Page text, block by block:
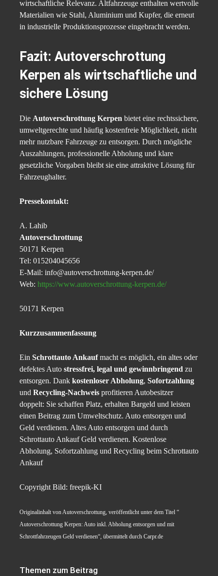
wirtschaftliche Relevanz. Altfahrzeuge enthalten wertvolle
Materialien wie Stahl, Aluminium und Kupfer, die erneut
in industrielle Produktionsprozesse eingebracht werden.
Fazit: Autoverschrottung
Kerpen als wirtschaftliche und
sichere Lösung
Die Autoverschrottung Kerpen bietet eine rechtssichere,
umweltgerechte und häufig kostenfreie Möglichkeit, nicht
mehr nutzbare Fahrzeuge zu entsorgen. Durch mögliche
Auszahlungen, professionelle Abholung und klare
gesetzliche Vorgaben bleibt sie eine attraktive Lösung für
Fahrzeughalter.
Pressekontakt:
A. Lahib
Autoverschrottung
50171 Kerpen
Tel: 015204045656
E-Mail: info@autoverschrottung-kerpen.de/
Web: https://www.autoverschrottung-kerpen.de/
50171 Kerpen
Kurzzusammenfassung
Ein Schrottauto Ankaufmacht es möglich, ein altes oder
defektes Auto stressfrei, legal und gewinnbringend zu
entsorgen. Dank kostenloser Abholung, Sofortzahlung
und Recycling-Nachweis profitieren Autobesitzer
doppelt: Sie schaffen Platz, erhalten Bargeld und leisten
einen Beitrag zum Umweltschutz. Auto entsorgen und
Geld verdienen. Altes Auto entsorgen und durch
Schrottauto Ankauf Geld verdienen. Kostenlose
Abholung, Sofortzahlung und Recycling beim Schrottauto
Ankauf
Copyright Bild: freepik-KI
Originalinhalt von Autoverschrottung, veröffentlicht unter dem Titel “
Autoverschrottung Kerpen: Auto inkl. Abholung entsorgen und mit
Schrottfahrzeugen Geld verdienen“, übermittelt durch Carpr.de
Themen zum Beitrag